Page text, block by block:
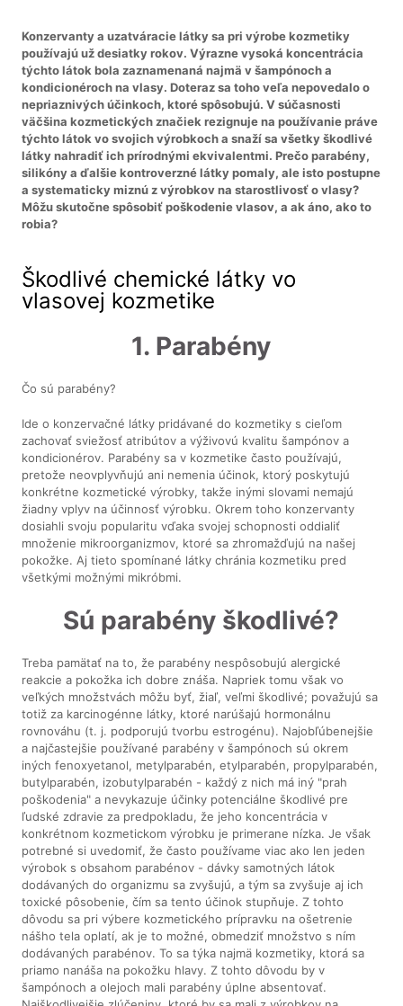
Konzervanty a uzatváracie látky sa pri výrobe kozmetiky
používajú už desiatky rokov. Výrazne vysoká koncentrácia
týchto látok bola zaznamenaná najmä v šampónoch a
kondicionéroch na vlasy. Doteraz sa toho veľa nepovedalo o
nepriaznivých účinkoch, ktoré spôsobujú. V súčasnosti
väčšina kozmetických značiek rezignuje na používanie práve
týchto látok vo svojich výrobkoch a snaží sa všetky škodlivé
látky nahradiť ich prírodnými ekvivalentmi. Prečo parabény,
silikóny a ďalšie kontroverzné látky pomaly, ale isto postupne
a systematicky miznú z výrobkov na starostlivosť o vlasy?
Môžu skutočne spôsobiť poškodenie vlasov, a ak áno, ako to
robia?
Škodlivé chemické látky vo
vlasovej kozmetike
1. Parabény
Čo sú parabény?
Ide o konzervačné látky pridávané do kozmetiky s cieľom
zachovať sviežosť atribútov a výživovú kvalitu šampónov a
kondicionérov. Parabény sa v kozmetike často používajú,
pretože neovplyvňujú ani nemenia účinok, ktorý poskytujú
konkrétne kozmetické výrobky, takže inými slovami nemajú
žiadny vplyv na účinnosť výrobku. Okrem toho konzervanty
dosiahli svoju popularitu vďaka svojej schopnosti oddialiť
množenie mikroorganizmov, ktoré sa zhromažďujú na našej
pokožke. Aj tieto spomínané látky chránia kozmetiku pred
všetkými možnými mikróbmi.
Sú parabény škodlivé?
Treba pamätať na to, že parabény nespôsobujú alergické
reakcie a pokožka ich dobre znáša. Napriek tomu však vo
veľkých množstvách môžu byť, žiaľ, veľmi škodlivé; považujú sa
totiž za karcinogénne látky, ktoré narúšajú hormonálnu
rovnováhu (t. j. podporujú tvorbu estrogénu). Najobľúbenejšie
a najčastejšie používané parabény v šampónoch sú okrem
iných fenoxyetanol, metylparabén, etylparabén, propylparabén,
butylparabén, izobutylparabén - každý z nich má iný "prah
poškodenia" a nevykazuje účinky potenciálne škodlivé pre
ľudské zdravie za predpokladu, že jeho koncentrácia v
konkrétnom kozmetickom výrobku je primerane nízka. Je však
potrebné si uvedomiť, že často používame viac ako len jeden
výrobok s obsahom parabénov - dávky samotných látok
dodávaných do organizmu sa zvyšujú, a tým sa zvyšuje aj ich
toxické pôsobenie, čím sa tento účinok stupňuje. Z tohto
dôvodu sa pri výbere kozmetického prípravku na ošetrenie
nášho tela oplatí, ak je to možné, obmedziť množstvo s ním
dodávaných parabénov. To sa týka najmä kozmetiky, ktorá sa
priamo nanáša na pokožku hlavy. Z tohto dôvodu by v
šampónoch a olejoch mali parabény úplne absentovať.